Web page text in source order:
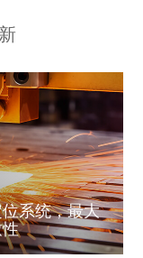
系统，最大